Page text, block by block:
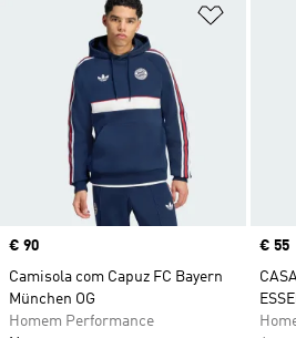
Price
€ 90
Camisola com Capuz FC Bayern
München OG
Homem Performance
Price
€ 55